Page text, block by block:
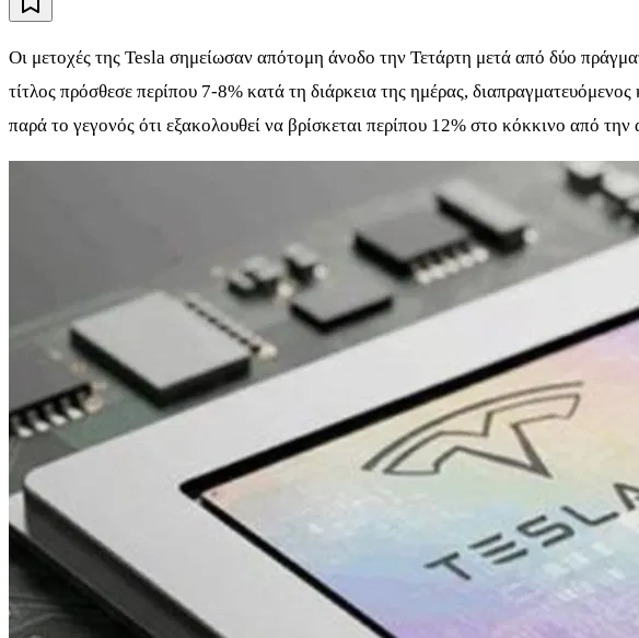
Οι μετοχές της Tesla σημείωσαν απότομη άνοδο την Τετάρτη μετά από δύο
τίτλος πρόσθεσε περίπου 7-8% κατά τη διάρκεια της ημέρας,
παρά το γεγονός ότι εξακολουθεί να βρίσκεται περίπου 12% στο κόκκινο από την